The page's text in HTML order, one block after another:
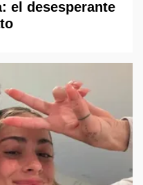
el desesperante